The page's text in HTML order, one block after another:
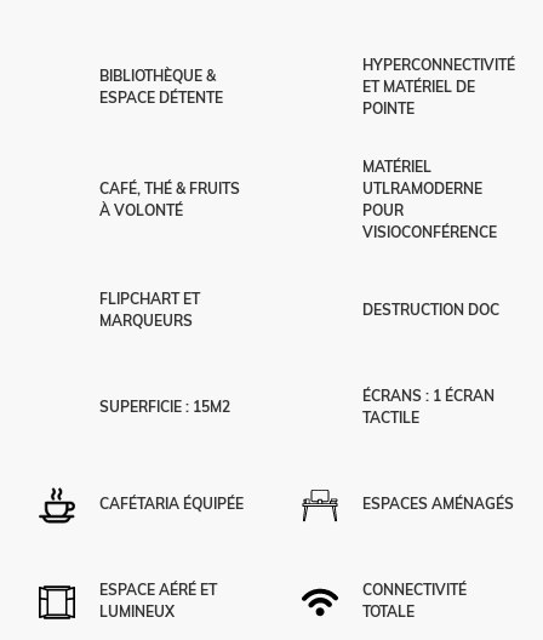
BIBLIOTHÈQUE &
ESPACE DÉTENTE
HYPERCONNECTIVITÉ
ET MATÉRIEL DE
POINTE
CAFÉ, THÉ & FRUITS
À VOLONTÉ
MATÉRIEL
UTLRAMODERNE
POUR
VISIOCONFÉRENCE
FLIPCHART ET
MARQUEURS
DESTRUCTION DOC
SUPERFICIE : 15M2
ÉCRANS : 1 ÉCRAN
TACTILE
CAFÉTARIA ÉQUIPÉE ESPACES AMÉNAGÉS
ESPACE AÉRÉ ET
LUMINEUX
CONNECTIVITÉ
TOTALE